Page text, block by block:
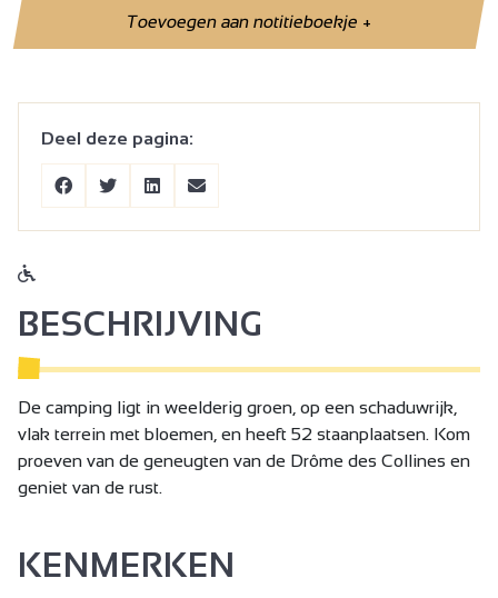
Toevoegen aan notitieboekje+
Deel deze pagina:
BESCHRIJVING
De camping ligt in weelderig groen, op een schaduwrijk,
vlak terrein met bloemen, en heeft 52 staanplaatsen. Kom
proeven van de geneugten van de Drôme des Collines en
geniet van de rust.
KENMERKEN